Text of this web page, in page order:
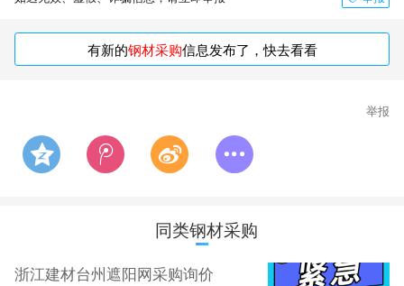
有新的钢材采购信息发布了，快去看看
举报
同类钢材采购
浙江建材台州遮阳网采购询价